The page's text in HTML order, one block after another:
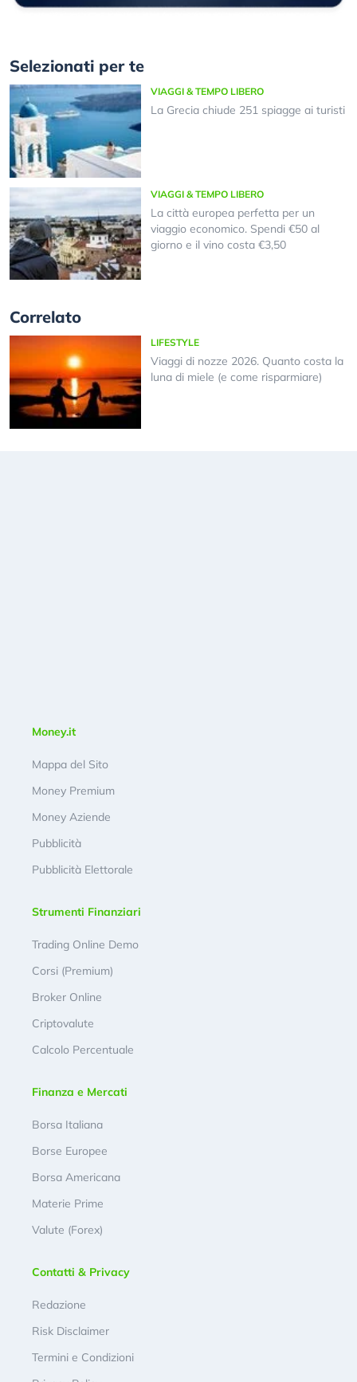
Selezionati per te
VIAGGI & TEMPO LIBERO
La Grecia chiude 251 spiagge ai turisti
VIAGGI & TEMPO LIBERO
La città europea perfetta per un
viaggio economico. Spendi €50 al
giorno e il vino costa €3,50
Correlato
LIFESTYLE
Viaggi di nozze 2026. Quanto costa la
luna di miele (e come risparmiare)
Money.it
Mappa del Sito
Money Premium
Money Aziende
Pubblicità
Pubblicità Elettorale
Strumenti Finanziari
Trading Online Demo
Corsi (Premium)
Broker Online
Criptovalute
Calcolo Percentuale
Finanza e Mercati
Borsa Italiana
Borse Europee
Borsa Americana
Materie Prime
Valute (Forex)
Contatti & Privacy
Redazione
Risk Disclaimer
Termini e Condizioni